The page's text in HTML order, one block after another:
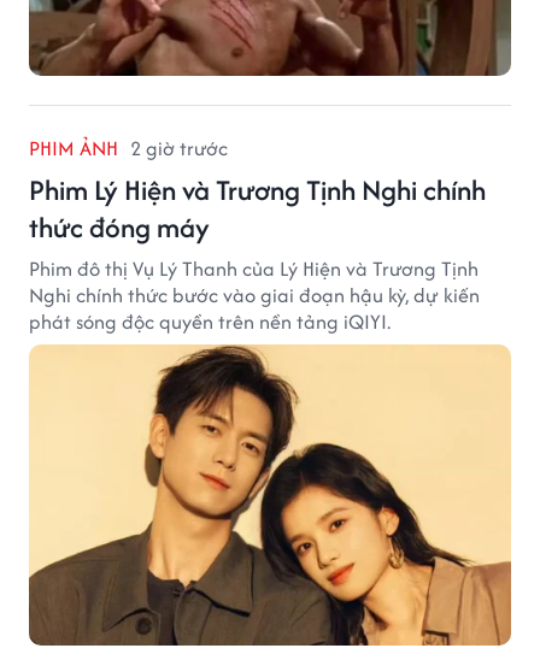
PHIM ẢNH 2 giờ trước
Phim Lý Hiện và Trương Tịnh Nghi chính
thức đóng máy
Phim đô thị Vụ Lý Thanh của Lý Hiện và Trương Tịnh
Nghi chính thức bước vào giai đoạn hậu kỳ, dự kiến
phát sóng độc quyền trên nền tảng iQIYI.